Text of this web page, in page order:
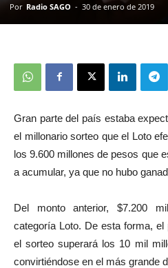
Por Radio SAGO - 30 de enero de 2019
Gran parte del país estaba
el millonario sorteo que el Loto
los 9.600 millones de pesos que
a acumular, ya que no hubo
Del monto anterior, $7.200
categoría Loto. De esta forma,
el sorteo superará los 10 mil
convirtiéndose en el más grande